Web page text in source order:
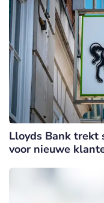
Lloyds Bank trekt
voor nieuwe